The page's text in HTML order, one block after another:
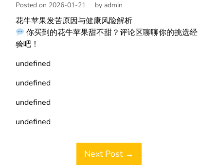
Posted on 2026-01-21 by admin
花牛苹果发苦原因与健康风险解析
你买到的花牛苹果甜不甜？评论区聊聊你的挑选经
验吧！
undefined
undefined
undefined
undefined
Post navigationNext Post →